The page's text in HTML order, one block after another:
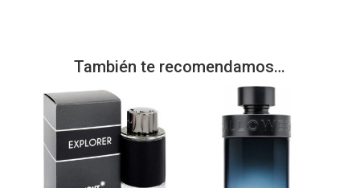
También te recomendamos…